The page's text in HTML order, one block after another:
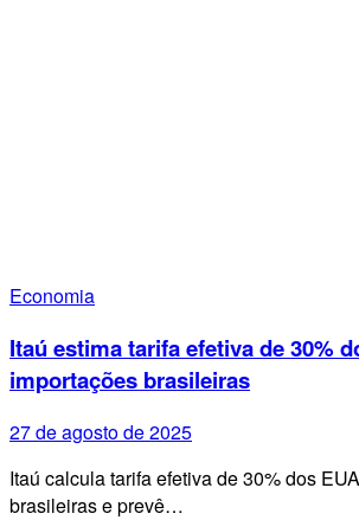
Economia
Itaú estima tarifa efetiva de 30%
importações brasileiras
27 de agosto de 2025
Itaú calcula tarifa efetiva de 30% dos
brasileiras e prevê…